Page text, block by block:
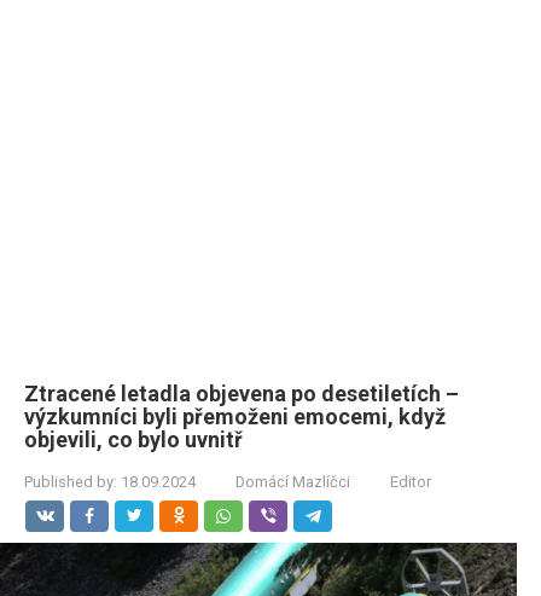
Ztracené letadla objevena po desetiletích –
výzkumníci byli přemoženi emocemi, když
objevili, co bylo uvnitř
Published by: 18.09.2024 Domácí Mazlíčci Editor